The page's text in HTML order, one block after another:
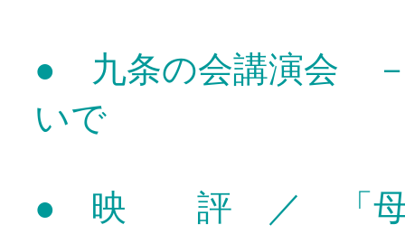
● 九条の会講演会
いで
● 映 評 ／ 「